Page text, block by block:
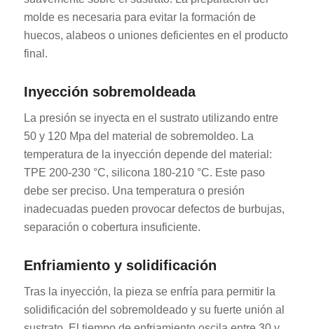
molde es necesaria para evitar la formación de
huecos, alabeos o uniones deficientes en el producto
final.
Inyección sobremoldeada
La presión se inyecta en el sustrato utilizando entre
50 y 120 Mpa del material de sobremoldeo. La
temperatura de la inyección depende del material:
TPE 200-230 °C, silicona 180-210 °C. Este paso
debe ser preciso. Una temperatura o presión
inadecuadas pueden provocar defectos de burbujas,
separación o cobertura insuficiente.
Enfriamiento y solidificación
Tras la inyección, la pieza se enfría para permitir la
solidificación del sobremoldeado y su fuerte unión al